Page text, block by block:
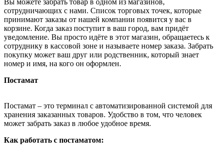
Вы можете забрать товар в одном из магазинов,
сотрудничающих с нами. Список торговых точек, которые
принимают заказы от нашей компании появится у вас в
корзине. Когда заказ поступит в ваш город, вам придёт
уведомление. Вы просто идёте в этот магазин, обращаетесь к
сотруднику в кассовой зоне и называете номер заказа. Забрать
покупку может ваш друг или родственник, который знает
номер и имя, на кого он оформлен.
Постамат
Постамат – это терминал с автоматизированной системой для
хранения заказанных товаров. Удобство в том, что человек
может забрать заказ в любое удобное время.
Как работать с постаматом: